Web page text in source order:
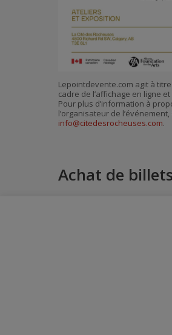
Lepointdevente.com agit à
cadre de l’affichage en ligne
Pour plus d’information à
l’organisateur de l’événement,
info@citedesrocheuses.com.
Achat de billets